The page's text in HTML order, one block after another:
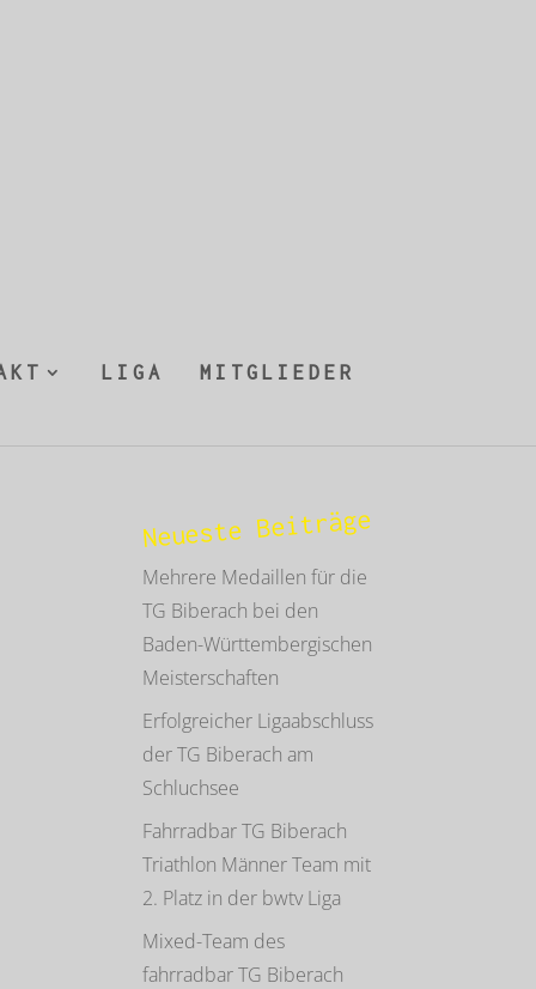
LIGA MITGLIEDER
Neueste Beiträge
Mehrere Medaillen für die
TG Biberach bei den
Baden-Württembergischen
Meisterschaften
Erfolgreicher Ligaabschluss
der TG Biberach am
Schluchsee
Fahrradbar TG Biberach
Triathlon Männer Team mit
2. Platz in der bwtv Liga
Mixed-Team des
fahrradbar TG Biberach